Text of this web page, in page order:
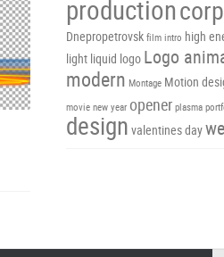
production
Dnepropetrovsk film intro high
light liquid logo Logo
modern Montage Motion
movie new year opener plasma
design valentines day